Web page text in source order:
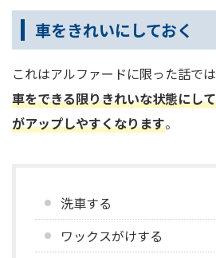
車をきれいにしておく
これはアルファードに限った話では
車をできる限りきれいな状態にし
がアップしやすくなります。
洗車する
ワックスがけする